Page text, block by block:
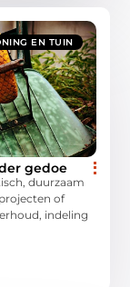
EN TUIN
gedoe
duurzaam
of
indeling